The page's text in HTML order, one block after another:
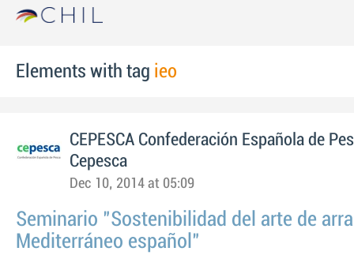
Elements with tag ieo
CEPESCA Confederación Española de
Cepesca
Dec 10, 2014 at 05:09
Seminario "Sostenibilidad del arte de
Mediterráneo español"